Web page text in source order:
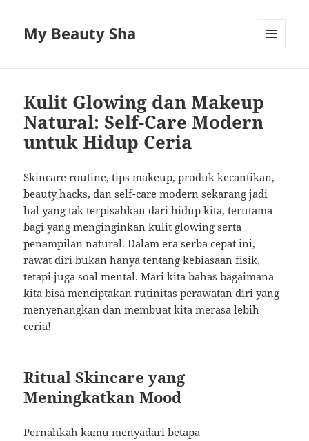
My Beauty Sha
Kulit Glowing dan Makeup
Natural: Self-Care Modern
untuk Hidup Ceria
Skincare routine, tips makeup, produk kecantikan,
beauty hacks, dan self-care modern sekarang jadi
hal yang tak terpisahkan dari hidup kita, terutama
bagi yang menginginkan kulit glowing serta
penampilan natural. Dalam era serba cepat ini,
rawat diri bukan hanya tentang kebiasaan fisik,
tetapi juga soal mental. Mari kita bahas bagaimana
kita bisa menciptakan rutinitas perawatan diri yang
menyenangkan dan membuat kita merasa lebih
ceria!
Ritual Skincare yang
Meningkatkan Mood
Pernahkah kamu menyadari betapa